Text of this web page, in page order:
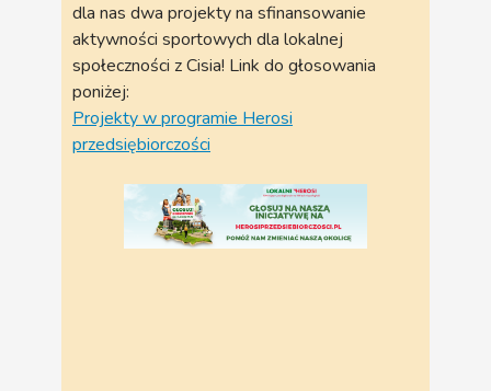
dla nas dwa projekty na sfinansowanie
aktywności sportowych dla lokalnej
społeczności z Cisia! Link do głosowania
poniżej:
Projekty w programie Herosi
przedsiębiorczości